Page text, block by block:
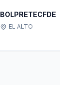
BOLPRETECFDE
EL ALTO